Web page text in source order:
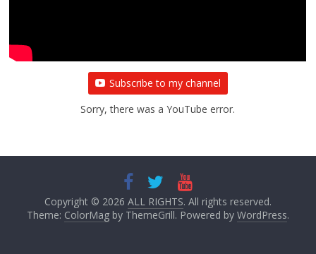
Subscribe to my channel
Sorry, there was a YouTube error.
Copyright © 2026 ALL RIGHTS. All rights reserved.
Theme: ColorMagby ThemeGrill. Powered by WordPress.